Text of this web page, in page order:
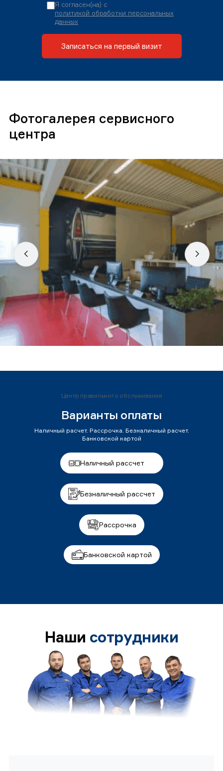
Я согласен(на) с
политикой обработки персональных
данных
Записаться на первый визит
Фотогалерея сервисного
центра
Центр правильного обслуживания
Варианты оплаты
Наличный расчет. Рассрочка. Безналичный расчет.
Банковской картой
Наличный рассчет
Безналичный рассчет
Рассрочка
Банковской картой
Наши сотрудники